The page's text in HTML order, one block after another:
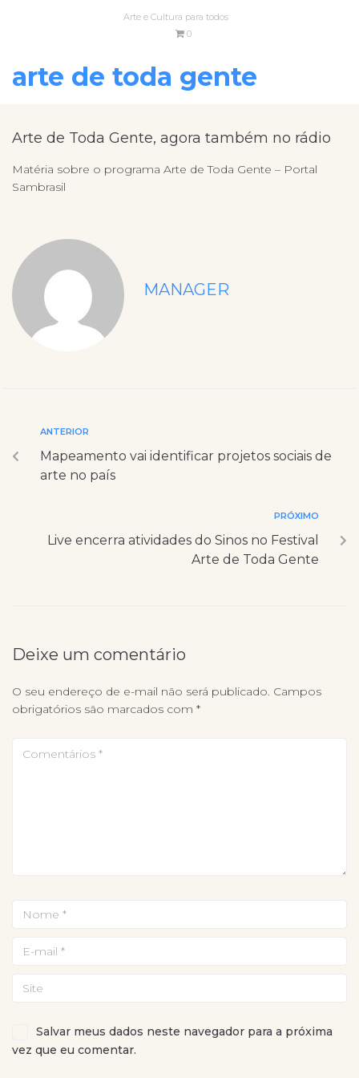
Arte e Cultura para todos
0
arte de toda gente
Arte de Toda Gente, agora também no rádio
Matéria sobre o programa Arte de Toda Gente – Portal
Sambrasil
MANAGER
ANTERIOR
Mapeamento vai identificar projetos sociais de
arte no país
PRÓXIMO
Live encerra atividades do Sinos no Festival
Arte de Toda Gente
Deixe um comentário
O seu endereço de e-mail não será publicado. Campos
obrigatórios são marcados com *
Salvar meus dados neste navegador para a próxima
vez que eu comentar.